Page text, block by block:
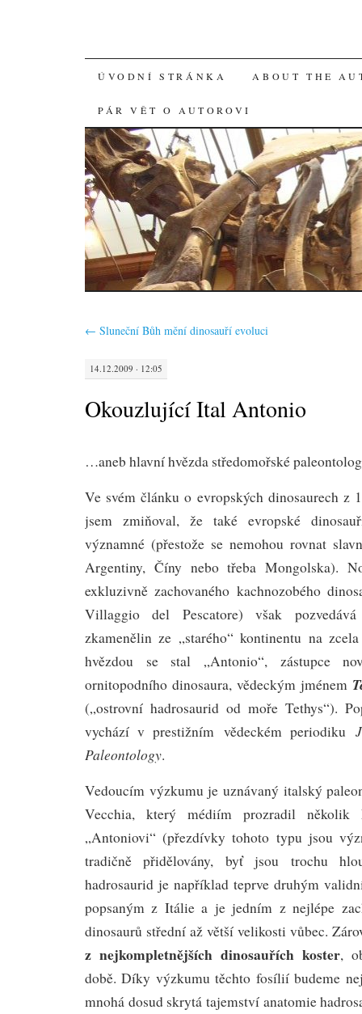
SKIP
TO
CONTENT
ÚVODNÍ STRÁNKA ABOUT THE
PÁR VĚT O AUTOROVI
← Sluneční Bůh mění dinosauří evoluci
14.12.2009 · 12:05
Okouzlující Ital Antonio
…aneb hlavní hvězda středomořské
Ve svém článku o evropských dinosaurech z
jsem zmiňoval, že také evropské
významné (přestože se nemohou rovnat
Argentiny, Číny nebo třeba Mongolska).
exkluzivně zachovaného kachnozobého
Villaggio del Pescatore) však
zkamenělin ze „starého“ kontinentu na
hvězdou se stal „Antonio“, zástupce
ornitopodního dinosaura, vědeckým jménem
(„ostrovní hadrosaurid od moře Tethys“).
vychází v prestižním vědeckém periodiku
Paleontology.
Vedoucím výzkumu je uznávaný italský
Vecchia, který médiím prozradil několik
„Antoniovi“ (přezdívky tohoto typu jsou
tradičně přidělovány, byť jsou trochu
hadrosaurid je například teprve druhým
popsaným z Itálie a je jedním z nejlépe
dinosaurů střední až větší velikosti vůbec.
z nejkompletnějších dinosauřích koster,
době. Díky výzkumu těchto fosílií budeme
mnohá dosud skrytá tajemství anatomie